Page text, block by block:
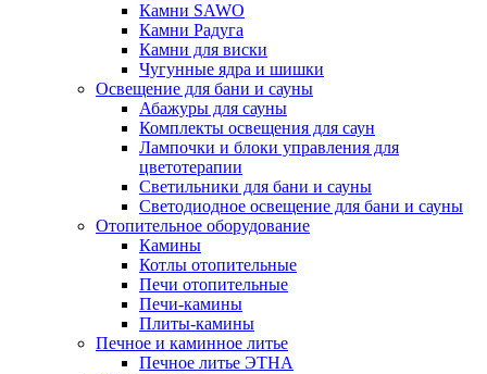
Камни SAWO
Камни Радуга
Камни для виски
Чугунные ядра и шишки
Освещение для бани и сауны
Абажуры для сауны
Комплекты освещения для саун
Лампочки и блоки управления для
цветотерапии
Светильники для бани и сауны
Светодиодное освещение для бани и сауны
Отопительное оборудование
Камины
Котлы отопительные
Печи отопительные
Печи-камины
Плиты-камины
Печное и каминное литье
Печное литье ЭТНА